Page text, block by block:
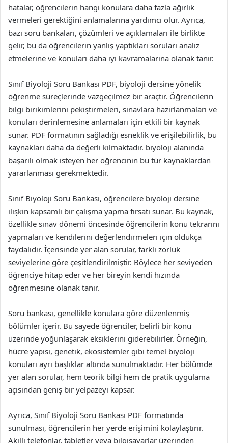
hatalar, öğrencilerin hangi konulara daha fazla ağırlık
vermeleri gerektiğini anlamalarına yardımcı olur. Ayrıca,
bazı soru bankaları, çözümleri ve açıklamaları ile birlikte
gelir, bu da öğrencilerin yanlış yaptıkları soruları analiz
etmelerine ve konuları daha iyi kavramalarına olanak tanır.
Sınıf Biyoloji Soru Bankası PDF, biyoloji dersine yönelik
öğrenme süreçlerinde vazgeçilmez bir araçtır. Öğrencilerin
bilgi birikimlerini pekiştirmeleri, sınavlara hazırlanmaları ve
konuları derinlemesine anlamaları için etkili bir kaynak
sunar. PDF formatının sağladığı esneklik ve erişilebilirlik, bu
kaynakları daha da değerli kılmaktadır. biyoloji alanında
başarılı olmak isteyen her öğrencinin bu tür kaynaklardan
yararlanması gerekmektedir.
Sınıf Biyoloji Soru Bankası, öğrencilere biyoloji dersine
ilişkin kapsamlı bir çalışma yapma fırsatı sunar. Bu kaynak,
özellikle sınav dönemi öncesinde öğrencilerin konu tekrarını
yapmaları ve kendilerini değerlendirmeleri için oldukça
faydalıdır. İçerisinde yer alan sorular, farklı zorluk
seviyelerine göre çeşitlendirilmiştir. Böylece her seviyeden
öğrenciye hitap eder ve her bireyin kendi hızında
öğrenmesine olanak tanır.
Soru bankası, genellikle konulara göre düzenlenmiş
bölümler içerir. Bu sayede öğrenciler, belirli bir konu
üzerinde yoğunlaşarak eksiklerini giderebilirler. Örneğin,
hücre yapısı, genetik, ekosistemler gibi temel biyoloji
konuları ayrı başlıklar altında sunulmaktadır. Her bölümde
yer alan sorular, hem teorik bilgi hem de pratik uygulama
açısından geniş bir yelpazeyi kapsar.
Ayrıca, Sınıf Biyoloji Soru Bankası PDF formatında
sunulması, öğrencilerin her yerde erişimini kolaylaştırır.
Akıllı telefonlar, tabletler veya bilgisayarlar üzerinden